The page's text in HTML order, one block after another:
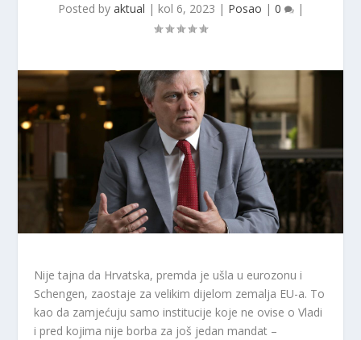
Posted by aktual | kol 6, 2023 | Posao | 0 |
Nije tajna da Hrvatska, premda je ušla u eurozonu i
Schengen, zaostaje za velikim dijelom zemalja EU-a. To
kao da zamjećuju samo institucije koje ne ovise o Vladi
i pred kojima nije borba za još jedan mandat –